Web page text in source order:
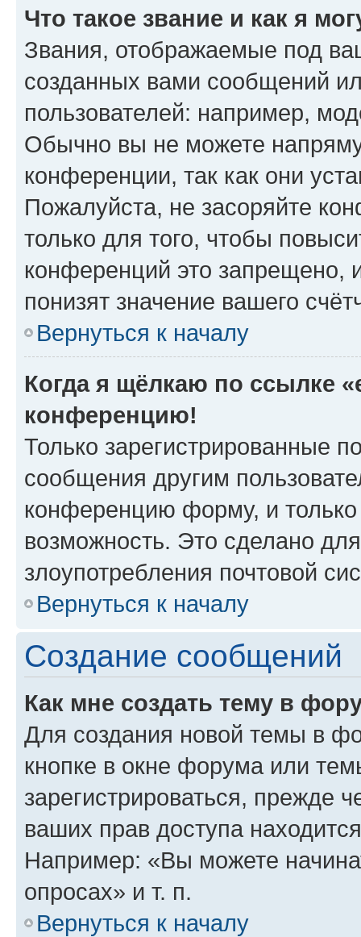
Что такое звание и как я
Звания, отображаемые под
созданных вами сообщений
пользователей: например,
Обычно вы не можете
конференции, так как они
Пожалуйста, не засоряйте
только для того, чтобы
конференций это запрещено,
понизят значение вашего
Вернуться к началу
Когда я щёлкаю по ссылке
конференцию!
Только зарегистрированные
сообщения другим
конференцию форму, и
возможность. Это сделано
злоупотребления почтовой
Вернуться к началу
Создание сообщений
Как мне создать тему в
Для создания новой темы в
кнопке в окне форума или
зарегистрироваться, прежде
ваших прав доступа
Например: «Вы можете
опросах» и т. п.
Вернуться к началу